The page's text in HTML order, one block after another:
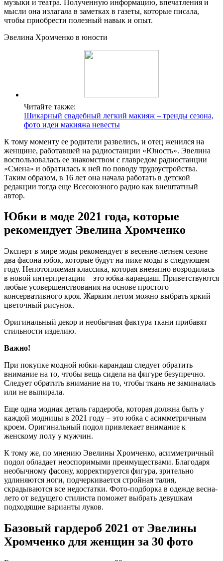
музыки и театра. Полученную информацию, впечатления и
мысли она излагала в заметках в газеты, которые писала,
чтобы приобрести полезный навык и опыт.
Эвелина Хромченко в юности
Читайте также:
Шикарный свадебный легкий макияж – тренды сезона,
фото идеи макияжа невесты
К тому моменту ее родители развелись, и отец женился на
женщине, работавшей на радиостанции «Юность». Эвелина
воспользовалась ее знакомством с главредом радиостанции
«Смена» и обратилась к ней по поводу трудоустройства.
Таким образом, в 16 лет она начала работать в детской
редакции тогда еще Всесоюзного радио как внештатный
автор.
Юбки в моде 2021 года, которые
рекомендует Эвелина Хромченко
Эксперт в мире моды рекомендует в весенне-летнем сезоне
два фасона юбок, которые будут на пике моды в следующем
году. Непотопляемая классика, которая внезапно возродилась
в новой интерпретации – это юбка-карандаш. Приветствуются
любые усовершенствования на основе простого
консервативного кроя. Жарким летом можно выбрать яркий
цветочный рисунок.
Оригинальный декор и необычная фактура ткани прибавят
стильности изделию.
Важно!
При покупке модной юбки-карандаш следует обратить
внимание на то, чтобы вещь сидела на фигуре безупречно.
Следует обратить внимание на то, чтобы ткань не заминалась
или не выпирала.
Еще одна модная деталь гардероба, которая должна быть у
каждой модницы в 2021 году – это юбка с асимметричным
кроем. Оригинальный подол привлекает внимание к
женскому полу у мужчин.
К тому же, по мнению Эвелины Хромченко, асимметричный
подол обладает неоспоримыми преимуществами. Благодаря
необычному фасону, корректируется фигура, зрительно
удлиняются ноги, подчеркивается стройная талия,
скрадываются все недостатки. Фото-подборка в одежде весна-
лето от ведущего стилиста поможет выбрать девушкам
подходящие варианты луков.
Базовый гардероб 2021 от Эвелины
Хромченко для женщин за 30 фото